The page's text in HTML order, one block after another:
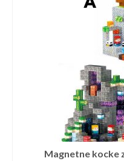
Magnetne kocke